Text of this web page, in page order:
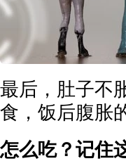
最后，肚子不
食，饭后腹胀
怎么吃？记住